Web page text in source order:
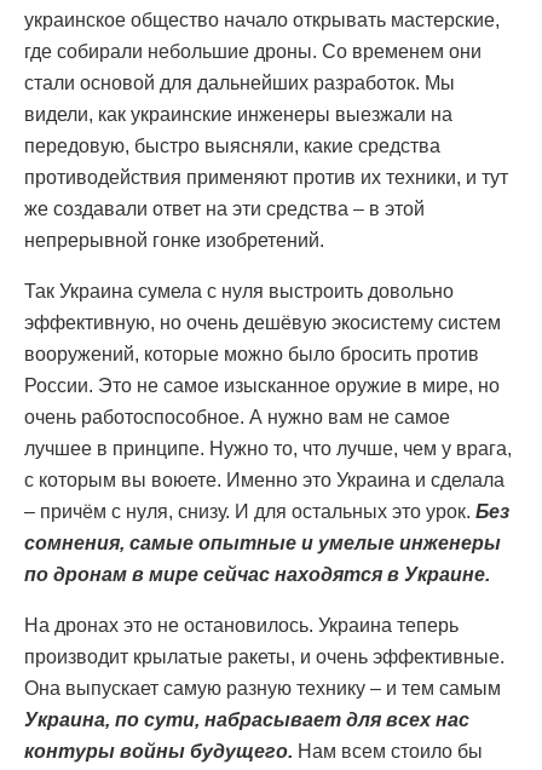
украинское общество начало открывать мастерские,
где собирали небольшие дроны. Со временем они
стали основой для дальнейших разработок. Мы
видели, как украинские инженеры выезжали на
передовую, быстро выясняли, какие средства
противодействия применяют против их техники, и тут
же создавали ответ на эти средства – в этой
непрерывной гонке изобретений.
Так Украина сумела с нуля выстроить довольно
эффективную, но очень дешёвую экосистему систем
вооружений, которые можно было бросить против
России. Это не самое изысканное оружие в мире, но
очень работоспособное. А нужно вам не самое
лучшее в принципе. Нужно то, что лучше, чем у врага,
с которым вы воюете. Именно это Украина и сделала
– причём с нуля, снизу. И для остальных это урок. Без
сомнения, самые опытные и умелые инженеры
по дронам в мире сейчас находятся в Украине.
На дронах это не остановилось. Украина теперь
производит крылатые ракеты, и очень эффективные.
Она выпускает самую разную технику – и тем самым
Украина, по сути, набрасывает для всех нас
контуры войны будущего. Нам всем стоило бы